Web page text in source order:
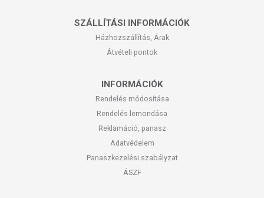
SZÁLLÍTÁSI INFORMÁCIÓK
Házhozszállítás, Árak
Átvételi pontok
INFORMÁCIÓK
Rendelés módosítása
Rendelés lemondása
Reklamáció, panasz
Adatvédelem
Panaszkezelési szabályzat
ÁSZF